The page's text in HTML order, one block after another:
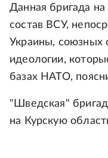
Данная бригада
состав ВСУ,
Украины, союзных
идеологии,
базах НАТО,
"Шведская"
на Курскую